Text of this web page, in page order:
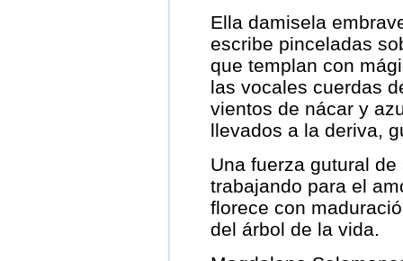
Ella damisela
escribe pinceladas
que templan con
las vocales cuerdas
vientos de nácar y
llevados a la deriva,
Una fuerza gutural de
trabajando para el
florece con
del árbol de la vida.